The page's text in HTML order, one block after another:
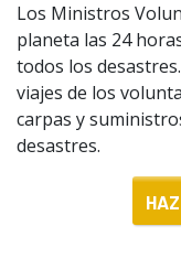
Los Ministros
planeta las 24
todos los
viajes de los
carpas y
desastres.